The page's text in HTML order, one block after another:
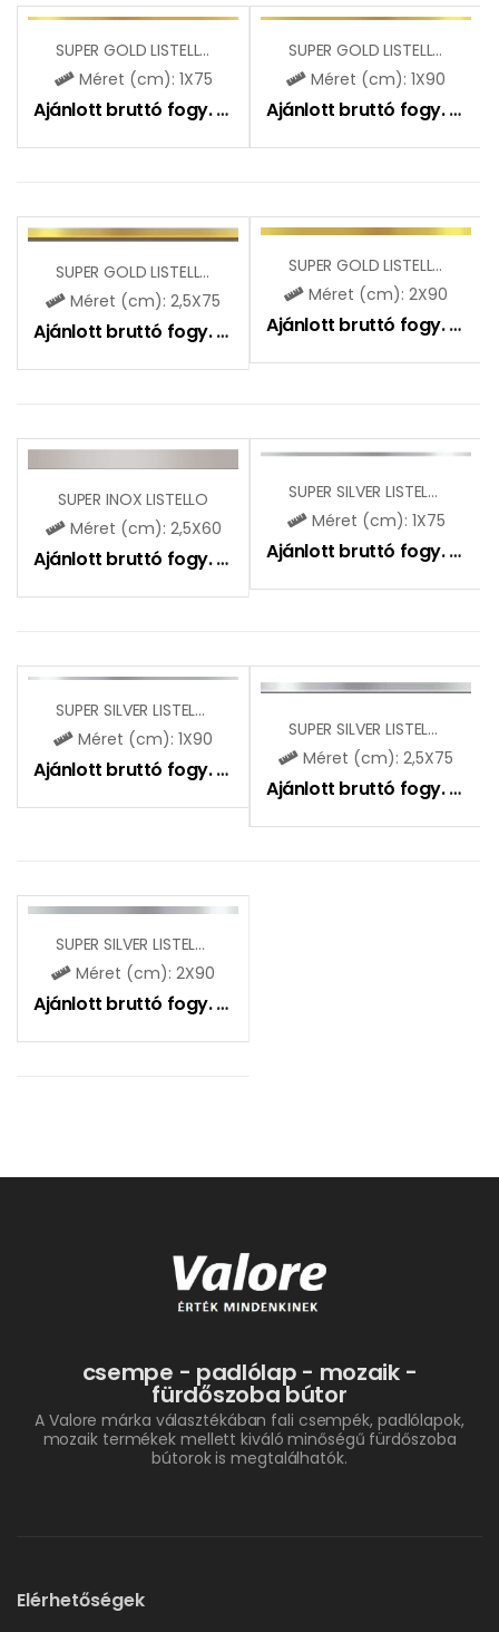
SUPER GOLD LISTELLO
Méret (cm): 1X75
Ajánlott bruttó fogy. ár: 4190Ft
SUPER GOLD LISTELLO
Méret (cm): 1X90
Ajánlott bruttó fogy. ár:
SUPER GOLD LISTELLO
Méret (cm): 2,5X75
Ajánlott bruttó fogy. ár: 6890Ft
SUPER GOLD LISTELLO
Méret (cm): 2X90
Ajánlott bruttó fogy. ár:
SUPER INOX LISTELLO
Méret (cm): 2,5X60
Ajánlott bruttó fogy. ár: 3190Ft
SUPER SILVER LISTELLO
Méret (cm): 1X75
Ajánlott bruttó fogy. ár:
SUPER SILVER LISTELLO
Méret (cm): 1X90
Ajánlott bruttó fogy. ár: 4190Ft
SUPER SILVER LISTELLO
Méret (cm): 2,5X75
Ajánlott bruttó fogy. ár:
SUPER SILVER LISTELLO
Méret (cm): 2X90
Ajánlott bruttó fogy. ár:
csempe - padlólap - mozaik -
fürdőszoba bútor
A Valore márka választékában fali csempék, padlólapok,
mozaik termékek mellett kiváló minőségű fürdőszoba
bútorok is megtalálhatók.
Elérhetőségek